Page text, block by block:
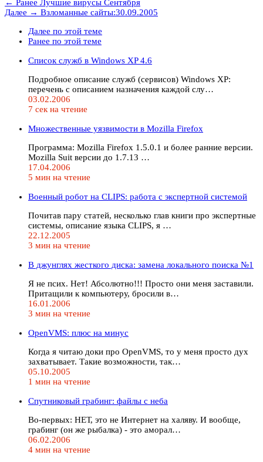
← Ранее Лучшие вирусы Сентября
Далее → Взломанные сайты:30.09.2005
Далее по этой теме
Ранее по этой теме
Список служб в Windows XP 4.6
Подробное описание служб (сервисов) Windows XP:
перечень с описанием назначения каждой слу…
03.02.2006
7 сек на чтение
Множественные уязвимости в Mozilla Firefox
Программа: Mozilla Firefox 1.5.0.1 и более ранние версии.
Mozilla Suit версии до 1.7.13 …
17.04.2006
5 мин на чтение
Военный робот на CLIPS: работа с экспертной системой
Почитав пару статей, несколько глав книги про экспертные
системы, описание языка CLIPS, я …
22.12.2005
3 мин на чтение
В джунглях жесткого диска: замена локального поиска №1
Я не псих. Нет! Абсолютно!!! Просто они меня заставили.
Притащили к компьютеру, бросили в…
16.01.2006
3 мин на чтение
OpenVMS: плюс на минус
Когда я читаю доки про OpenVMS, то у меня просто дух
захватывает. Такие возможности, так…
05.10.2005
1 мин на чтение
Спутниковый грабинг: файлы с неба
Во-первых: НЕТ, это не Интернет на халяву. И вообще,
грабинг (он же рыбалка) - это аморал…
06.02.2006
4 мин на чтение